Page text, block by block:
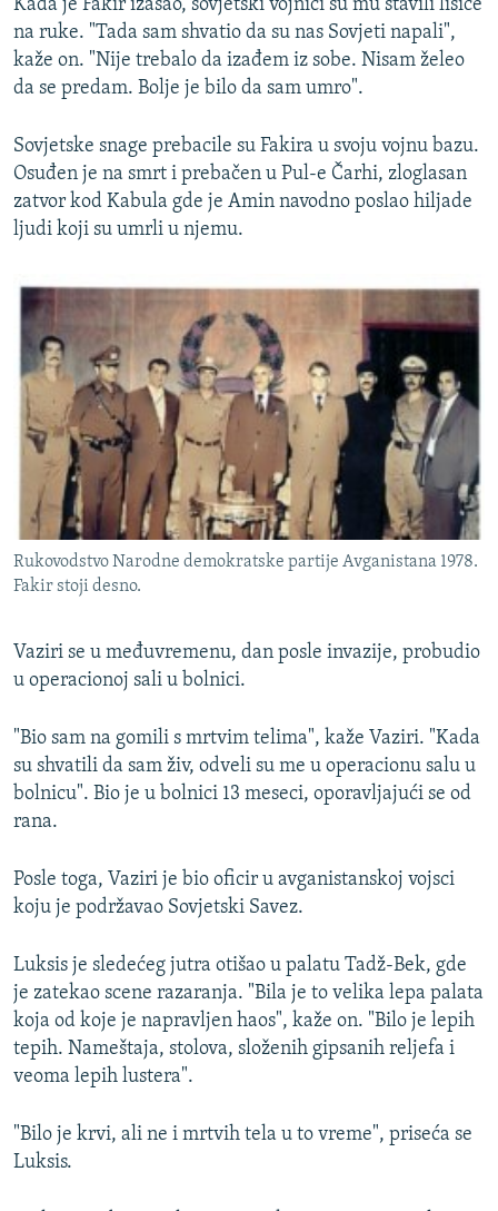
Kada je Fakir izašao, sovjetski vojnici su mu stavili lisice
na ruke. "Tada sam shvatio da su nas Sovjeti napali",
kaže on. "Nije trebalo da izađem iz sobe. Nisam želeo
da se predam. Bolje je bilo da sam umro".
Sovjetske snage prebacile su Fakira u svoju vojnu bazu.
Osuđen je na smrt i prebačen u Pul-e Čarhi, zloglasan
zatvor kod Kabula gde je Amin navodno poslao hiljade
ljudi koji su umrli u njemu.
Rukovodstvo Narodne demokratske partije Avganistana 1978.
Fakir stoji desno.
Vaziri se u međuvremenu, dan posle invazije, probudio
u operacionoj sali u bolnici.
"Bio sam na gomili s mrtvim telima", kaže Vaziri. "Kada
su shvatili da sam živ, odveli su me u operacionu salu u
bolnicu". Bio je u bolnici 13 meseci, oporavljajući se od
rana.
Posle toga, Vaziri je bio oficir u avganistanskoj vojsci
koju je podržavao Sovjetski Savez.
Luksis je sledećeg jutra otišao u palatu Tadž-Bek, gde
je zatekao scene razaranja. "Bila je to velika lepa palata
koja od koje je napravljen haos", kaže on. "Bilo je lepih
tepih. Nameštaja, stolova, složenih gipsanih reljefa i
veoma lepih lustera".
"Bilo je krvi, ali ne i mrtvih tela u to vreme", priseća se
Luksis.